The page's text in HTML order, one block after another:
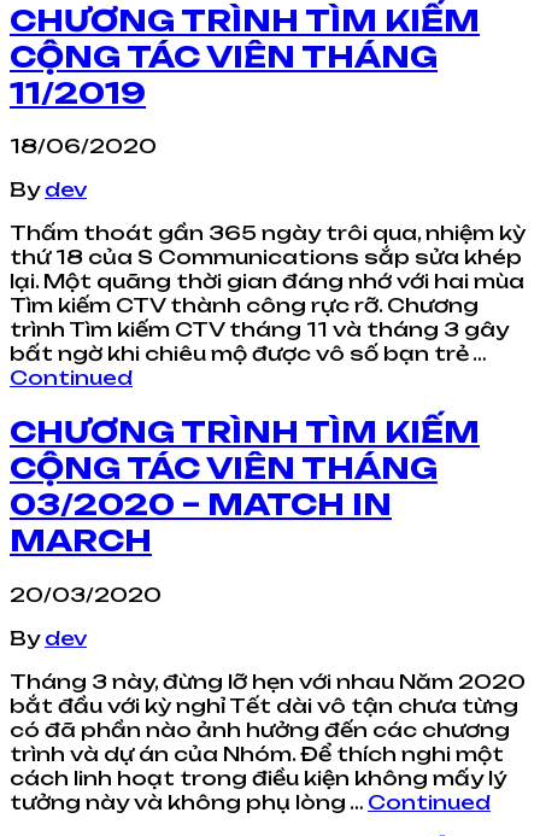
CHƯƠNG TRÌNH TÌM KIẾM
CỘNG TÁC VIÊN THÁNG
11/2019
18/06/2020
By dev
Thấm thoát gần 365 ngày trôi qua, nhiệm kỳ
thứ 18 của S Communications sắp sửa khép
lại. Một quãng thời gian đáng nhớ với hai mùa
Tìm kiếm CTV thành công rực rỡ. Chương
trình Tìm kiếm CTV tháng 11 và tháng 3 gây
bất ngờ khi chiêu mộ được vô số bạn trẻ …
Continued
CHƯƠNG TRÌNH TÌM KIẾM
CỘNG TÁC VIÊN THÁNG
03/2020 – MATCH IN
MARCH
20/03/2020
By dev
Tháng 3 này, đừng lỡ hẹn với nhau Năm 2020
bắt đầu với kỳ nghỉ Tết dài vô tận chưa từng
có đã phần nào ảnh hưởng đến các chương
trình và dự án của Nhóm. Để thích nghi một
cách linh hoạt trong điều kiện không mấy lý
tưởng này và không phụ lòng … Continued